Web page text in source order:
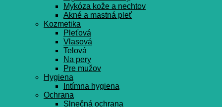
Mykóza kože a nechtov
Akné a mastná pleť
Kozmetika
Pleťová
Vlasová
Telová
Na pery
Pre mužov
Hygiena
Intímna hygiena
Ochrana
Slnečná ochrana